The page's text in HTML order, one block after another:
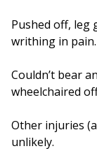
Pushed off, leg
writhing in pain.
Couldn’t bear
wheelchaired
Other injuries
unlikely.